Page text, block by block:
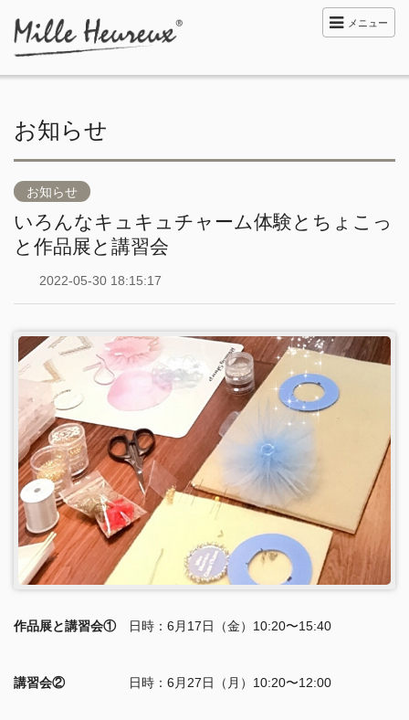
メニュー
お知らせ
お知らせ
いろんなキュキュチャーム体験とちょこっ
と作品展と講習会
2022-05-30 18:15:17
作品展と講習会①日時：6月17日（金）10:20〜15:40
講習会② 日時：6月27日（月）10:20〜12:00